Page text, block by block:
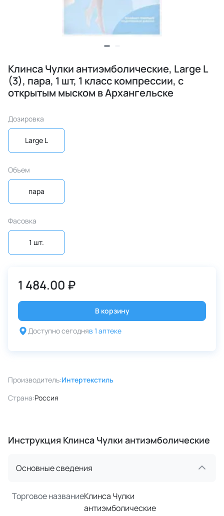
Клинса Чулки антиэмболические, Large L
(3), пара, 1 шт, 1 класс компрессии, с
открытым мыском в Архангельске
Дозировка
Large L
Объем
пара
Фасовка
1 шт.
1 484.00 ₽
В корзину
Доступно сегодняв 1 аптеке
Производитель:Интертекстиль
Страна:Россия
Инструкция Клинса Чулки антиэмболические
Основные сведения
Торговое названиеКлинса Чулки
антиэмболические